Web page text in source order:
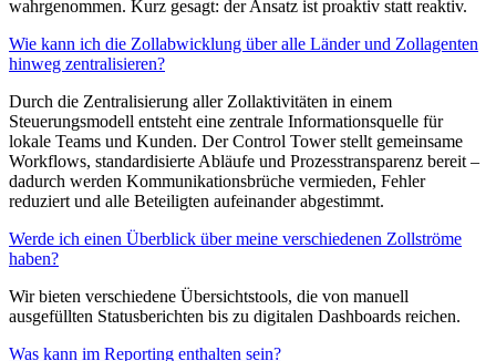
wahrgenommen. Kurz gesagt: der Ansatz ist proaktiv statt reaktiv.
Wie kann ich die Zollabwicklung über alle Länder und Zollagenten
hinweg zentralisieren?
Durch die Zentralisierung aller Zollaktivitäten in einem
Steuerungsmodell entsteht eine zentrale Informationsquelle für
lokale Teams und Kunden. Der Control Tower stellt gemeinsame
Workflows, standardisierte Abläufe und Prozesstransparenz bereit –
dadurch werden Kommunikationsbrüche vermieden, Fehler
reduziert und alle Beteiligten aufeinander abgestimmt.
Werde ich einen Überblick über meine verschiedenen Zollströme
haben?
Wir bieten verschiedene Übersichtstools, die von manuell
ausgefüllten Statusberichten bis zu digitalen Dashboards reichen.
Was kann im Reporting enthalten sein?